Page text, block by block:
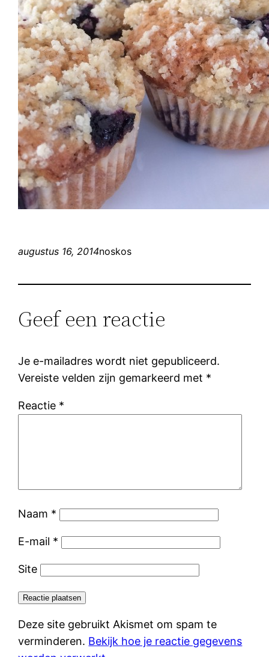
augustus 16, 2014noskos
Geef een reactie
Je e-mailadres wordt niet gepubliceerd.
Vereiste velden zijn gemarkeerd met *
Reactie *
Naam *
E-mail *
Site
Deze site gebruikt Akismet om spam te
verminderen. Bekijk hoe je reactie gegevens